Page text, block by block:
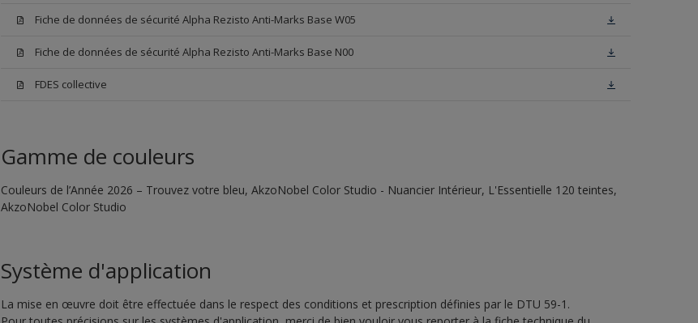
Fiche de données de sécurité Alpha Rezisto Anti-Marks Base W05
Fiche de données de sécurité Alpha Rezisto Anti-Marks Base N00
FDES collective
Gamme de couleurs
Couleurs de l’Année 2026 – Trouvez votre bleu, AkzoNobel Color Studio - Nuancier Intérieur, L'Essentielle 120 teintes,
AkzoNobel Color Studio
Système d'application
La mise en œuvre doit être effectuée dans le respect des conditions et prescription définies par le DTU 59-1.